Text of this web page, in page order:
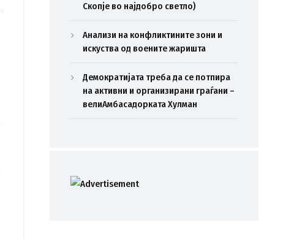
Скопје во најдобро светло)
Анализи на конфликтините зони и
искуства од воените жаришта
Демократијата треба да се потпира
на активни и организирани граѓани –
велиАмбасадорката Хулман